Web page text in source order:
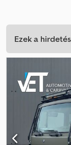
Ezek a